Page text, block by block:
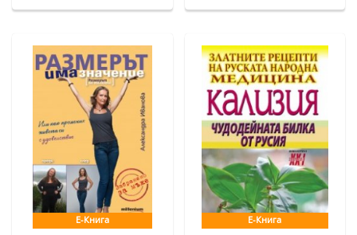
Е-Книга Е-Книга